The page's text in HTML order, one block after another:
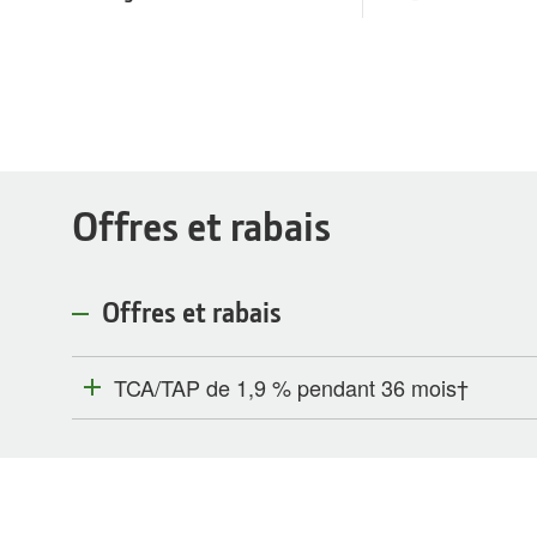
Offres et rabais
Offres et rabais
TCA/TAP de 1,9 % pendant 36 mois​†